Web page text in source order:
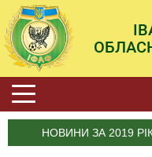
НОВИНИ ЗА 2019